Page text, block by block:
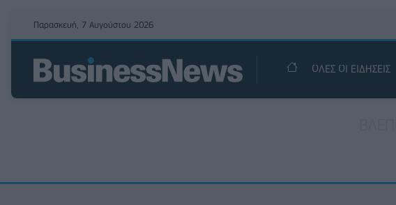
Παρασκευή, 7 Αυγούστου 2026
ΟΛΕΣ ΟΙ ΕΙΔΗΣΕΙΣ